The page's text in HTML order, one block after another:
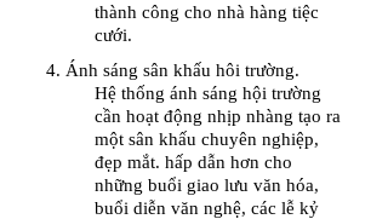
thành công cho nhà hàng tiệc
cưới.
4. Ánh sáng sân khấu hôi trường.
Hệ thống ánh sáng hội trường
cần hoạt động nhịp nhàng tạo ra
một sân khấu chuyên nghiệp,
đẹp mắt. hấp dẫn hơn cho
những buổi giao lưu văn hóa,
buổi diễn văn nghệ, các lễ kỷ